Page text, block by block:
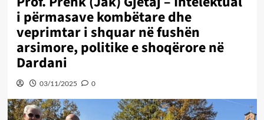
i përmasave kombëtare dhe
veprimtar i shquar në fushën
arsimore, politike e shoqërore në
Dardani
03/11/2025 0